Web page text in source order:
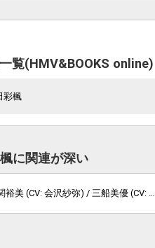
覧(HMV&BOOKS online)
彩楓
に関連が深い
裕美 (CV: 会沢紗弥) / 三船美優 (CV: 原